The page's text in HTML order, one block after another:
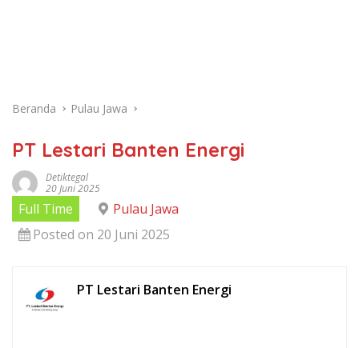
Beranda Pulau Jawa
PT Lestari Banten Energi
Detiktegal
20 Juni 2025
Full Time
Pulau Jawa
Posted on 20 Juni 2025
PT Lestari Banten Energi